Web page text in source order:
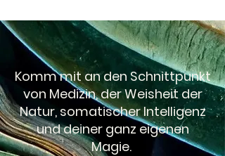
​Komm mit an den Schnittpunkt
von Medizin, der Weisheit der
Natur, somatischer Intelligenz
und deiner ganz eigenen
Magie.